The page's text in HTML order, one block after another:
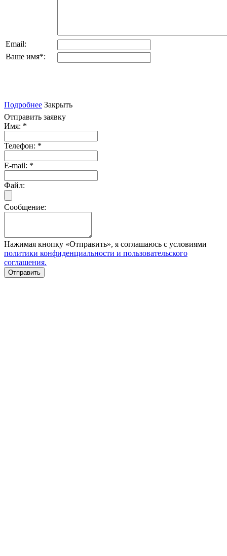
Email:
Ваше имя*:
Подробнее Закрыть
Отправить заявку
Имя: *
Телефон: *
E-mail: *
Файл:
Сообщение:
Нажимая кнопку «Отправить», я соглашаюсь с условиями
политики конфиденциальности и пользовательского
соглашения.
Отправить